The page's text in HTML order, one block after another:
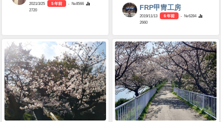
2021/3/25 5 年前
- №8566
2720
FRP甲冑工房
2019/11/13 6 年前
- №6284
2660